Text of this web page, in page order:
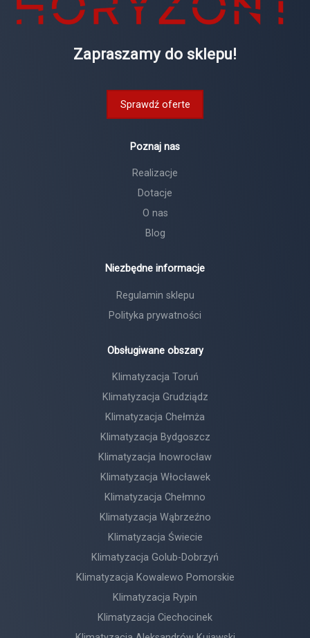
Zapraszamy do sklepu!
Sprawdź oferte
Poznaj nas
Realizacje
Dotacje
O nas
Blog
Niezbędne informacje
Regulamin sklepu
Polityka prywatności
Obsługiwane obszary
Klimatyzacja Toruń
Klimatyzacja Grudziądz
Klimatyzacja Chełmża
Klimatyzacja Bydgoszcz
Klimatyzacja Inowrocław
Klimatyzacja Włocławek
Klimatyzacja Chełmno
Klimatyzacja Wąbrzeźno
Klimatyzacja Świecie
Klimatyzacja Golub-Dobrzyń
Klimatyzacja Kowalewo Pomorskie
Klimatyzacja Rypin
Klimatyzacja Ciechocinek